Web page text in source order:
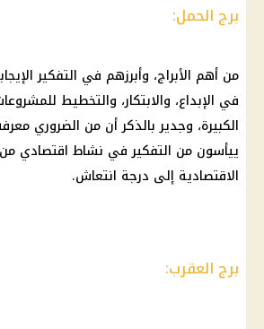
برج الحمل:
من أهم الأبراج، وأبرزهم في التفكير
في الإبداع، والابتكار، والتخطيط
الكبيرة، وجدير بالذكر أن من الضروري
ييأسون من التفكير في نشاط اقتصادي من
الاقتصادية إلى درجة انتعاش.
برج العقرب: